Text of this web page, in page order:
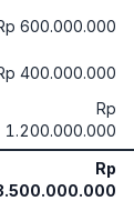
600.000.000
400.000.000
Rp
1.200.000.000
Rp